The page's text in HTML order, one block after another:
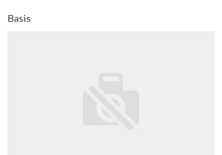
Basis